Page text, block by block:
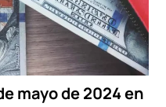
mayo de 2024 en